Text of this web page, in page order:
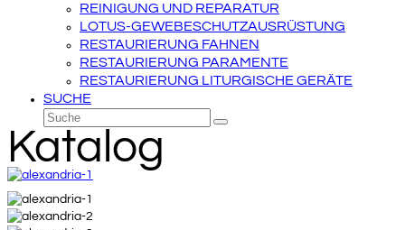
REINIGUNG UND REPARATUR
LOTUS-GEWEBESCHUTZAUSRÜSTUNG
RESTAURIERUNG FAHNEN
RESTAURIERUNG PARAMENTE
RESTAURIERUNG LITURGISCHE GERÄTE
SUCHE
Suche
Senden
Katalog